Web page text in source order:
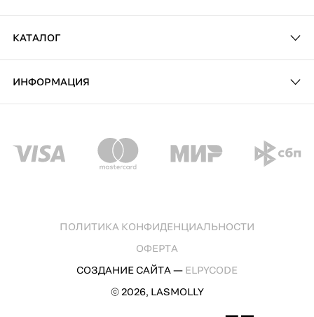
КАТАЛОГ
ИНФОРМАЦИЯ
© 2026, LASMOLLY
ПОЛИТИКА КОНФИДЕНЦИАЛЬНОСТИ
ОФЕРТА
СОЗДАНИЕ САЙТА — ELPYCODE